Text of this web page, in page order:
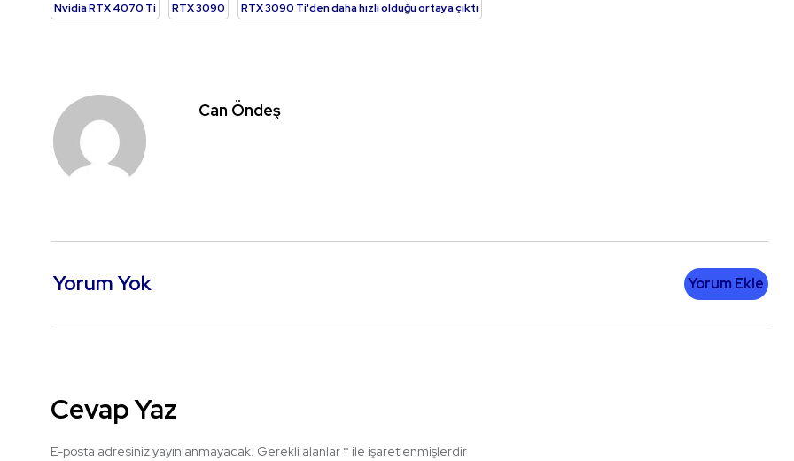
Nvidia RTX 4070 Ti RTX 3090 RTX 3090 Ti'den daha hızlı olduğu ortaya çıktı
Can Öndeş
Yorum Yok Yorum Ekle
Cevap Yaz
E-posta adresiniz yayınlanmayacak. Gerekli alanlar * ile işaretlenmişlerdir